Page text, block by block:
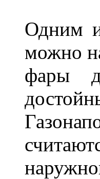
Одним
можно
фары